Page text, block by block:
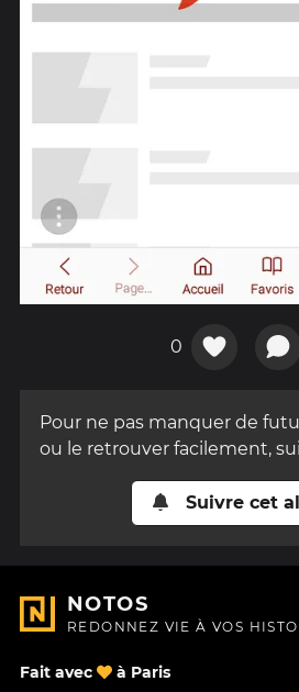
0
Pour ne pas manquer de
ou le retrouver facilement,
Suivre cet
NOTOS
REDONNEZ VIE À VOS
Fait avec à Paris